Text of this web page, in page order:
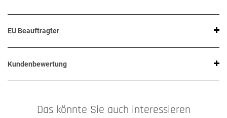
EU Beauftragter
Kundenbewertung
Das könnte Sie auch interessieren